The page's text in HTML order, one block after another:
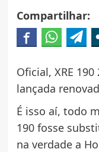
Compartilhar:
Oficial, XRE
lançada
É isso aí, todo
190 fosse
na verdade a